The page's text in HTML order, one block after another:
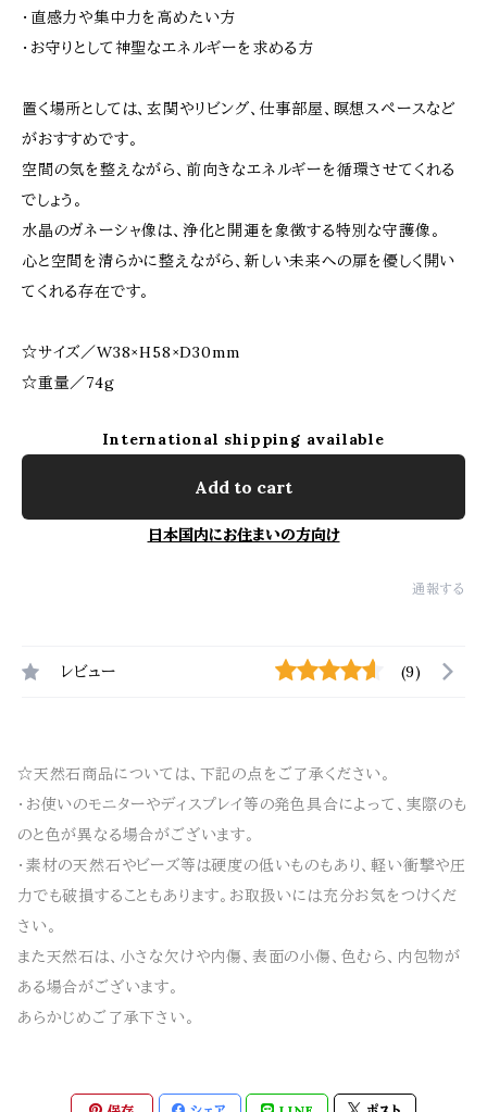
・直感力や集中力を高めたい方
・お守りとして神聖なエネルギーを求める方
置く場所としては、玄関やリビング、仕事部屋、瞑想スペースなど
がおすすめです。
空間の気を整えながら、前向きなエネルギーを循環させてくれる
でしょう。
水晶のガネーシャ像は、浄化と開運を象徴する特別な守護像。
心と空間を清らかに整えながら、新しい未来への扉を優しく開い
てくれる存在です。
☆サイズ／W38×H58×D30mm
☆重量／74g
International shipping available
Add to cart
日本国内にお住まいの方向け
通報する
レビュー (9)
☆天然石商品については、下記の点をご了承ください。
・お使いのモニターやディスプレイ等の発色具合によって、実際のも
のと色が異なる場合がございます。
・素材の天然石やビーズ等は硬度の低いものもあり、軽い衝撃や圧
力でも破損することもあります。お取扱いには充分お気をつけくだ
さい。
また天然石は、小さな欠けや内傷、表面の小傷、色むら、内包物が
ある場合がございます。
あらかじめご了承下さい。